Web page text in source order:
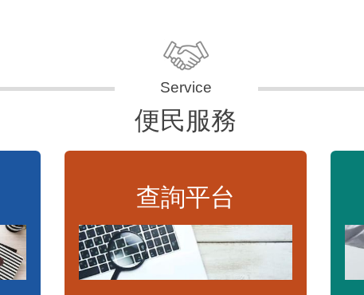
便民服務
查詢平台